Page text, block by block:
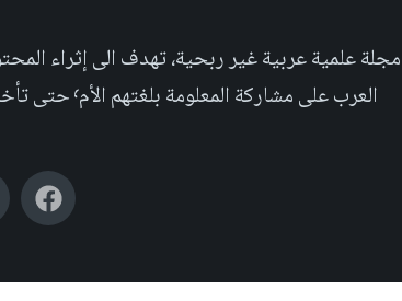
العرب على مشاركة المعلومة بلغتهم الأم٬ حتى تأخد هذه اللغة دوراً اكبر على صعيد العلوم التجريبية والإجتماعية.